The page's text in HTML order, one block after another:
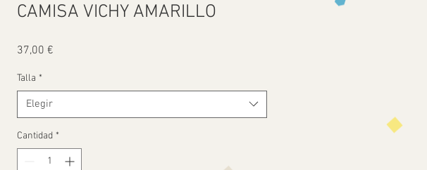
CAMISA VICHY AMARILLO
37,00 €
Talla *
Elegir
Cantidad *